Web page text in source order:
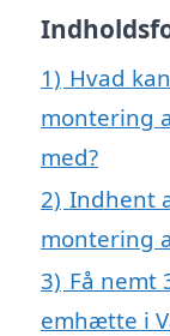
1) Hvad
montering
med?
2) Indhent
montering
3) Få nemt
emhætte i